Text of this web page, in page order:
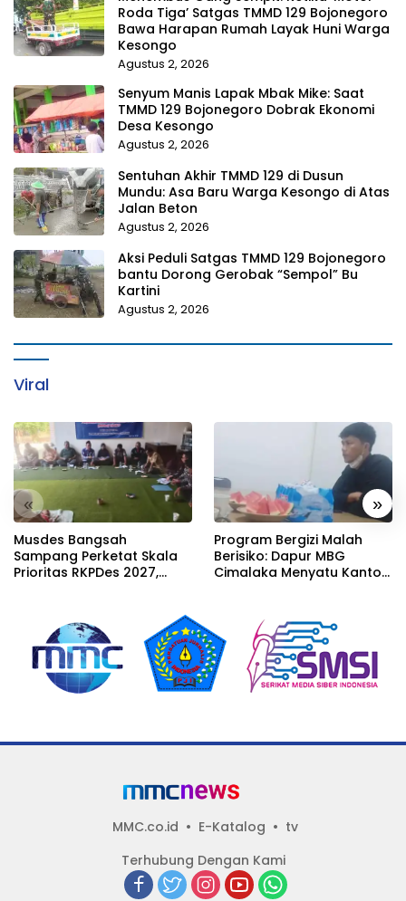
Roda Tiga’ Satgas TMMD 129 Bojonegoro
Bawa Harapan Rumah Layak Huni Warga
Kesongo
Agustus 2, 2026
Senyum Manis Lapak Mbak Mike: Saat
TMMD 129 Bojonegoro Dobrak Ekonomi
Desa Kesongo
Agustus 2, 2026
Sentuhan Akhir TMMD 129 di Dusun
Mundu: Asa Baru Warga Kesongo di Atas
Jalan Beton
Agustus 2, 2026
Aksi Peduli Satgas TMMD 129 Bojonegoro
bantu Dorong Gerobak “Sempol” Bu
Kartini
Agustus 2, 2026
Viral
« »
Musdes Bangsah
Sampang Perketat Skala
Prioritas RKPDes 2027,
pada pemerataan yang
seragam
Program Bergizi Malah
Berisiko: Dapur MBG
Cimalaka Menyatu Kantor
MMC.co.id E-Katalog
tv
Terhubung Dengan Kami